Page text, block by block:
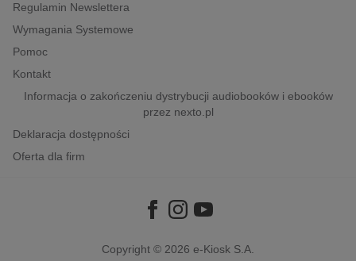
popularno-naukowe
historia
Regulamin Newslettera
Wymagania Systemowe
Pomoc
Kontakt
Informacja o zakończeniu dystrybucji audiobooków i ebooków
przez nexto.pl
Deklaracja dostępności
Oferta dla firm
Copyright © 2026 e-Kiosk S.A.